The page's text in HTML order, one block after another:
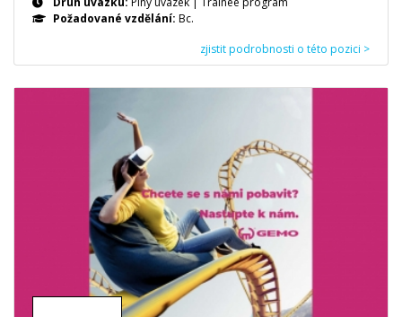
Požadované vzdělání: Bc.
zjistit podrobnosti o této pozici >